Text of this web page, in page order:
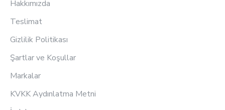
Hakkımızda
Teslimat
Gizlilik Politikası
Şartlar ve Koşullar
Markalar
KVKK Aydınlatma Metni